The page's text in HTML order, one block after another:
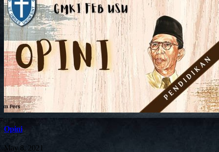
Opini
May 8, 2021